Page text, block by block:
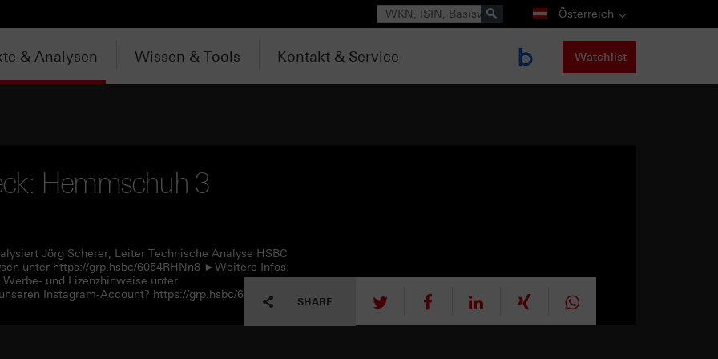
Suche Österreich
& Analysen Wissen & Tools Kontakt & Service Watchlist
Hemmschuh 3
Jörg Scherer, Leiter Technische Analyse HSBC
unter https://grp.hsbc/6054RHNn8 ►Weitere Infos:
und Lizenzhinweise unter
Instagram-Account? https://grp.hsbc/6057RHNn1
SHARE tweet mitteilen